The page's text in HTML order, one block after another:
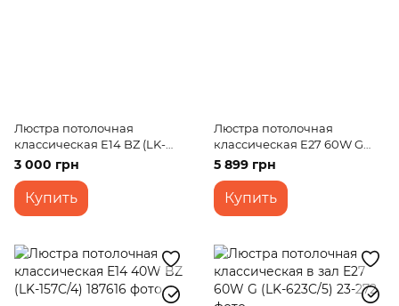
Люстра потолочная
классическая E14 BZ (LK-
157C/5)
3 000 грн
Купить
Люстра потолочная
классическая E27 60W G
(BR-01459C/5)
5 899 грн
Купить